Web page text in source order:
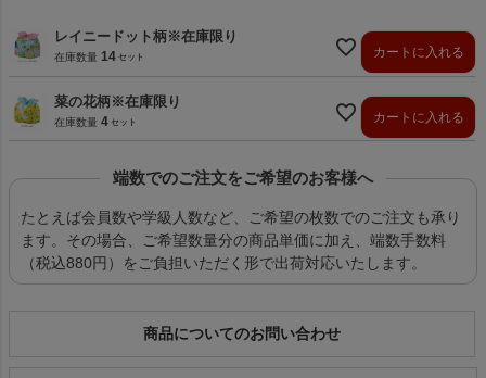
レイニードット柄※在庫限り
在庫数量 14 カートに入れる
菜の花柄※在庫限り
在庫数量 4 カートに入れる
端数でのご注文をご希望のお客様へ
たとえば会員数や学級人数など、ご希望の枚数でのご注文も承り
ます。その場合、ご希望数量分の商品単価に加え、端数手数料
（税込880円）をご負担いただく形で出荷対応いたします。
商品についてのお問い合わせ